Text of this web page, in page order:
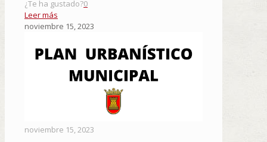
¿Te ha gustado?0
Leer más
noviembre 15, 2023
noviembre 15, 2023